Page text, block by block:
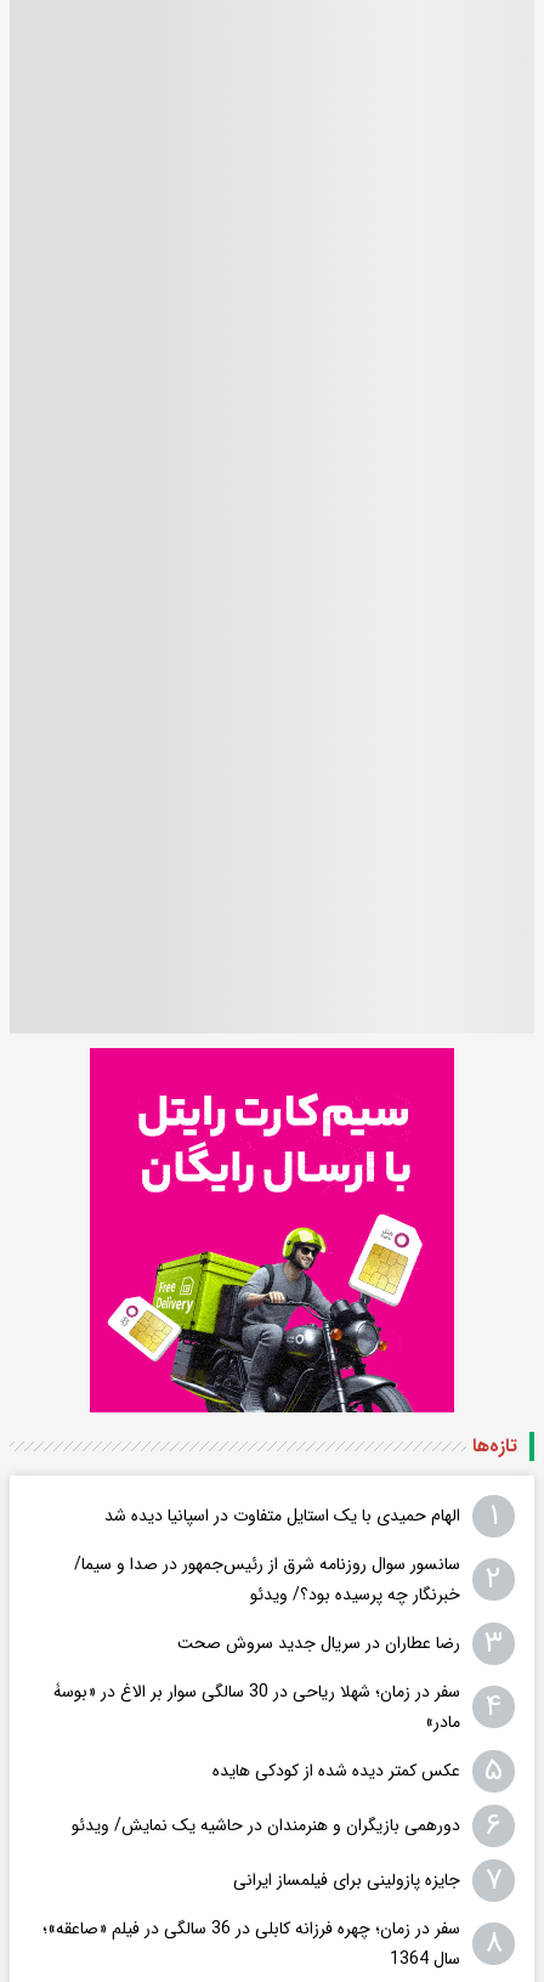
تازه‌ها
۱ الهام حمیدی با یک استایل متفاوت در اسپانیا دیده شد
۲
سانسور سوال روزنامه شرق از رئیس‌جمهور در صدا و سیما/
خبرنگار چه پرسیده بود؟/ ویدئو
۳ رضا عطاران در سریال جدید سروش صحت
۴
سفر در زمان؛ شهلا ریاحی در 30 سالگی سوار بر الاغ در «بوسۀ
مادر»
۵ عکس کمتر دیده شده از کودکی هایده
۶ دورهمی بازیگران و هنرمندان در حاشیه یک نمایش/ ویدئو
۷ جایزه پازولینی برای فیلمساز ایرانی
۸
سفر در زمان؛ چهره فرزانه کابلی در 36 سالگی در فیلم «صاعقه»؛
سال 1364